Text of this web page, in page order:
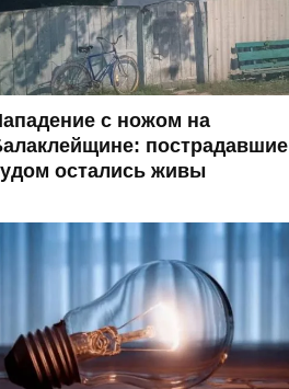
с ножом на
пострадавшие
остались живы